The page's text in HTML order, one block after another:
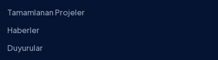
Tamamlanan Projeler
Haberler
Duyurular